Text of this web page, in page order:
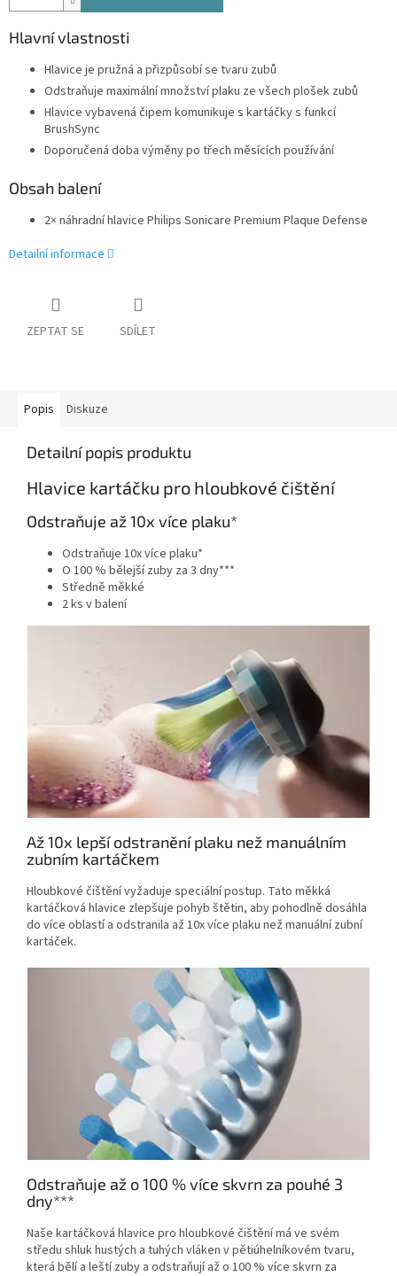
Hlavní vlastnosti
Hlavice je pružná a přizpůsobí se tvaru zubů
Odstraňuje maximální množství plaku ze všech plošek zubů
Hlavice vybavená čipem komunikuje s kartáčky s funkcí
BrushSync
Doporučená doba výměny po třech měsících používání
Obsah balení
2× náhradní hlavice Philips Sonicare Premium Plaque Defense
Detailní informace
ZEPTAT SE SDÍLET
Popis Diskuze
Detailní popis produktu
Hlavice kartáčku pro hloubkové čištění
Odstraňuje až 10x více plaku*
Odstraňuje 10x více plaku*
O 100 % bělejší zuby za 3 dny***
Středně měkké
2 ks v balení
Až 10x lepší odstranění plaku než manuálním
zubním kartáčkem
Hloubkové čištění vyžaduje speciální postup. Tato měkká
kartáčková hlavice zlepšuje pohyb štětin, aby pohodlně dosáhla
do více oblastí a odstranila až 10x více plaku než manuální zubní
kartáček.
Odstraňuje až o 100 % více skvrn za pouhé 3
dny***
Naše kartáčková hlavice pro hloubkové čištění má ve svém
středu shluk hustých a tuhých vláken v pětiúhelníkovém tvaru,
která bělí a leští zuby a odstraňují až o 100 % více skvrn za